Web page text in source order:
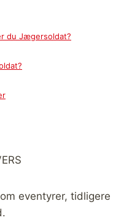
du Jægersoldat?
eventyrer, tidligere